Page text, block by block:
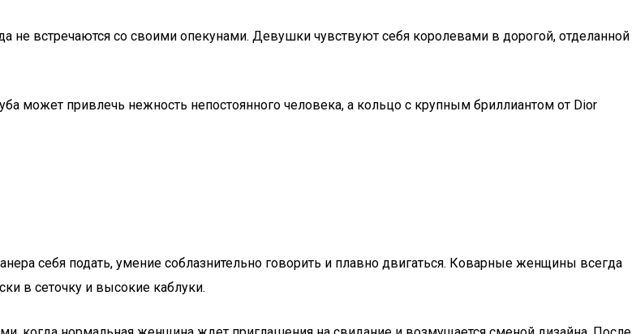
встречаются со своими опекунами. Девушки чувствуют себя королевами в дорогой, отделанной
может привлечь нежность непостоянного человека, а кольцо с крупным бриллиантом от Dior
себя подать, умение соблазнительно говорить и плавно двигаться. Коварные женщины всегда
в сеточку и высокие каблуки.